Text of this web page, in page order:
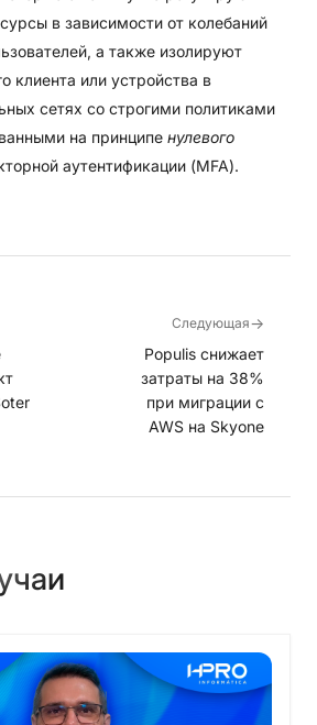
в зависимости от колебаний
а также изолируют
клиента или устройства в
сетях со строгими политиками
на принципе нулевого
аутентификации (MFA).
Следующая→
Populis снижает
затраты на 38%
при миграции с
AWS на Skyone